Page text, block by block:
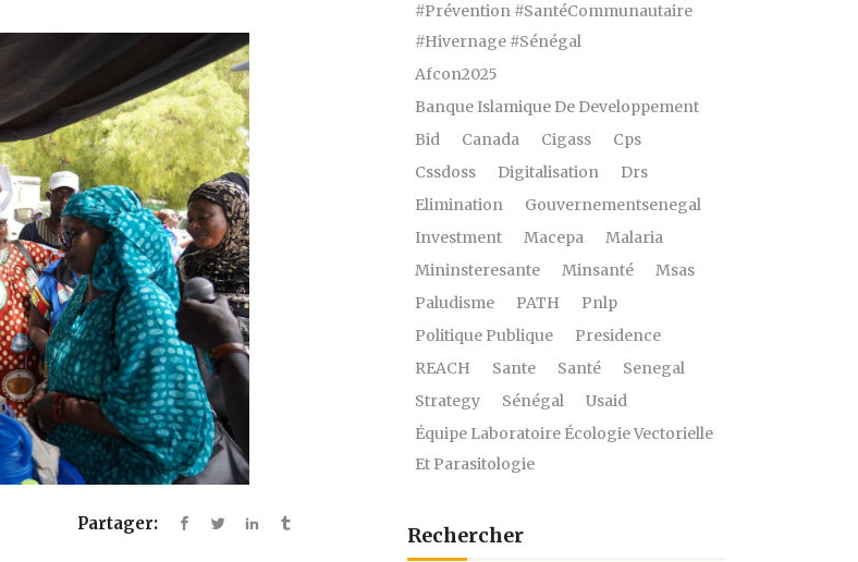
Partager:
#Prévention #SantéCommunautaire
#Hivernage #Sénégal
Afcon2025
Banque Islamique De Developpement
Bid
Canada Cigass
Cps
Cssdoss
Digitalisation
Drs
Elimination
Gouvernementsenegal
Investment
Macepa
Malaria
Mininsteresante
Minsanté
Msas
Paludisme
PATH
Pnlp
Politique Publique
Presidence
REACH
Sante Santé
Senegal
Strategy
Sénégal
Usaid
Équipe Laboratoire Écologie Vectorielle
Et Parasitologie
Rechercher